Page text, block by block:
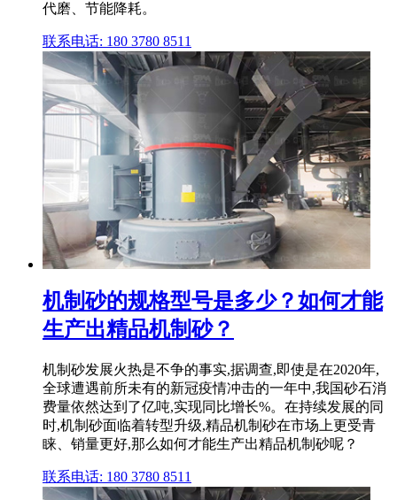
代磨、节能降耗。
联系电话: 180 3780 8511
机制砂的规格型号是多少？如何才能
生产出精品机制砂？
机制砂发展火热是不争的事实,据调查,即使是在2020年,
全球遭遇前所未有的新冠疫情冲击的一年中,我国砂石消
费量依然达到了亿吨,实现同比增长%。在持续发展的同
时,机制砂面临着转型升级,精品机制砂在市场上更受青
睐、销量更好,那么如何才能生产出精品机制砂呢？
联系电话: 180 3780 8511